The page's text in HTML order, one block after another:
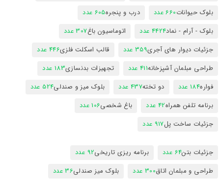
بلوک حیوانات660 عدد درب و پنجره605 عدد
بلوک - آرام - نماد4424 عدد اتوماسیون باغ307 عدد
جزئیات دیوار های آجری359 عدد قالب اسکلت فلزی446 عدد
طراحی مبلمان آشپزخانه411 عدد تجهیزات بدنسازی183 عدد
فواره184 عدد دو تخته437 عدد بلوک میز و صندلی524 عدد
برنامه تلفن همراه42 عدد باغ شخصی106 عدد
جزئیات ساخت پل917 عدد
جزئیات بتن64 عدد برنامه ریزی تاریخی92 عدد
طراحی و مبلمان اتاق300 عدد بلوک میز صندلی36 عدد